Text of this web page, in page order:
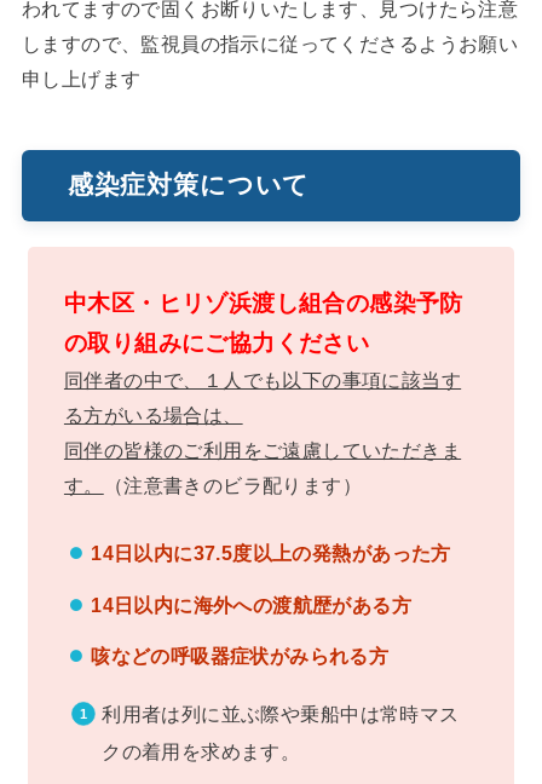
われてますので固くお断りいたします、見つけたら注意
しますので、監視員の指示に従ってくださるようお願い
申し上げます
感染症対策について
中木区・ヒリゾ浜渡し組合の感染予防
の取り組みにご協力ください
同伴者の中で、１人でも以下の事項に該当す
る方がいる場合は、
同伴の皆様のご利用をご遠慮していただきま
す。
（注意書きのビラ配ります）
14日以内に37.5度以上の発熱があった方
14日以内に海外への渡航歴がある方
咳などの呼吸器症状がみられる方
利用者は列に並ぶ際や乗船中は常時マス
クの着用を求めます。